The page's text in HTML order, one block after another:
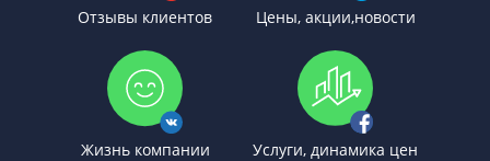
Отзывы клиентов Цены, акции,новости
Жизнь компании Услуги, динамика цен